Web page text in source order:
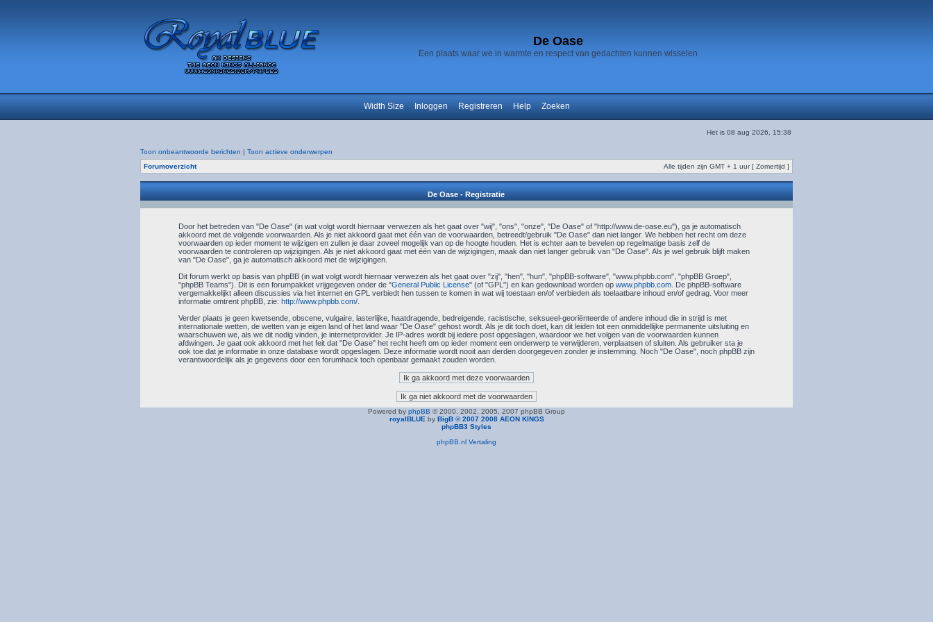
De Oase
Een plaats waar we in warmte en respect van gedachten kunnen wisselen
Width Size Inloggen Registreren Help Zoeken
Het is 08 aug 2026, 15:38
Toon onbeantwoorde berichten | Toon actieve onderwerpen
Forumoverzicht
Alle tijden zijn GMT + 1 uur [ Zomertijd ]
De Oase - Registratie
Door het betreden van "De Oase" (in wat volgt wordt hiernaar verwezen als het gaat over "wij", "ons", "onze", "De Oase" of "http://www.de-oase.eu"), ga je automatisch
akkoord met de volgende voorwaarden. Als je niet akkoord gaat met één van de voorwaarden, betreedt/gebruik "De Oase" dan niet langer. We hebben het recht om deze
voorwaarden op ieder moment te wijzigen en zullen je daar zoveel mogelijk van op de hoogte houden. Het is echter aan te bevelen op regelmatige basis zelf de
voorwaarden te controleren op wijzigingen. Als je niet akkoord gaat met één van de wijzigingen, maak dan niet langer gebruik van "De Oase". Als je wel gebruik blijft maken
van "De Oase", ga je automatisch akkoord met de wijzigingen.
Dit forum werkt op basis van phpBB (in wat volgt wordt hiernaar verwezen als het gaat over "zij", "hen", "hun", "phpBB-software", "www.phpbb.com", "phpBB Groep",
"phpBB Teams"). Dit is een forumpakket vrijgegeven onder de "General Public License" (of "GPL") en kan gedownload worden op www.phpbb.com. De phpBB-software
vergemakkelijkt alleen discussies via het internet en GPL verbiedt hen tussen te komen in wat wij toestaan en/of verbieden als toelaatbare inhoud en/of gedrag. Voor meer
informatie omtrent phpBB, zie: http://www.phpbb.com/.
Verder plaats je geen kwetsende, obscene, vulgaire, lasterlijke, haatdragende, bedreigende, racistische, seksueel-georiënteerde of andere inhoud die in strijd is met
internationale wetten, de wetten van je eigen land of het land waar "De Oase" gehost wordt. Als je dit toch doet, kan dit leiden tot een onmiddellijke permanente uitsluiting en
waarschuwen we, als we dit nodig vinden, je internetprovider. Je IP-adres wordt bij iedere post opgeslagen, waardoor we het volgen van de voorwaarden kunnen
afdwingen. Je gaat ook akkoord met het feit dat "De Oase" het recht heeft om op ieder moment een onderwerp te verwijderen, verplaatsen of sluiten. Als gebruiker sta je
ook toe dat je informatie in onze database wordt opgeslagen. Deze informatie wordt nooit aan derden doorgegeven zonder je instemming. Noch "De Oase", noch phpBB zijn
verantwoordelijk als je gegevens door een forumhack toch openbaar gemaakt zouden worden.
Powered by phpBB © 2000, 2002, 2005, 2007 phpBB Group
royalBLUE by BigB © 2007 2008 AEON KINGS
phpBB3 Styles
phpBB.nl Vertaling